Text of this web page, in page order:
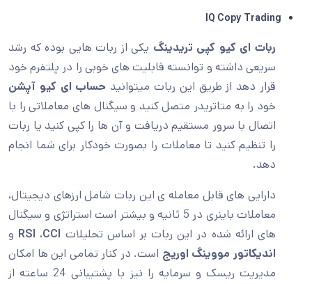
IQ Copy Trading
ربات ای کیو کپی تریدینگ یکی از ربات هایی بوده که رشد
سریعی داشته و توانسته قابلیت های خوبی را در پلتفرم خود
قرار دهد از طریق این ربات میتوانید حساب ای کیو آپشن
خود را به متاتریدر متصل کنید و سیگنال های معاملاتی را با
اتصال با سرور مستقیم دریافت و آن ها را کپی کنید یا ربات
را تنظیم کنید تا معاملات را بصورت خودکار برای شما انجام
دهد.
دارایی های قابل معامله ی این ربات شامل ارزهای دیجیتال،
معاملات باینری در 5 ثانیه و بیشتر است استراتژی و سیگنال
های ارائه شده در این ربات بر اساس تحلیلات
RSI ،CCI
و
اندیکاتور مووینگ اوریج است. در کنار تمامی این ها امکان
مدیریت ریسک و سرمایه را نیز با پشتیبانی 24 ساعته از